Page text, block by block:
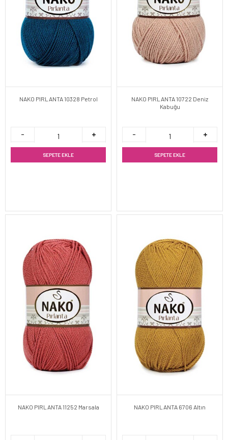
NAKO PIRLANTA 10328 Petrol
SEPETE EKLE
NAKO PIRLANTA 10722 Deniz
Kabuğu
SEPETE EKLE
NAKO PIRLANTA 11252 Marsala NAKO PIRLANTA 6706 Altın